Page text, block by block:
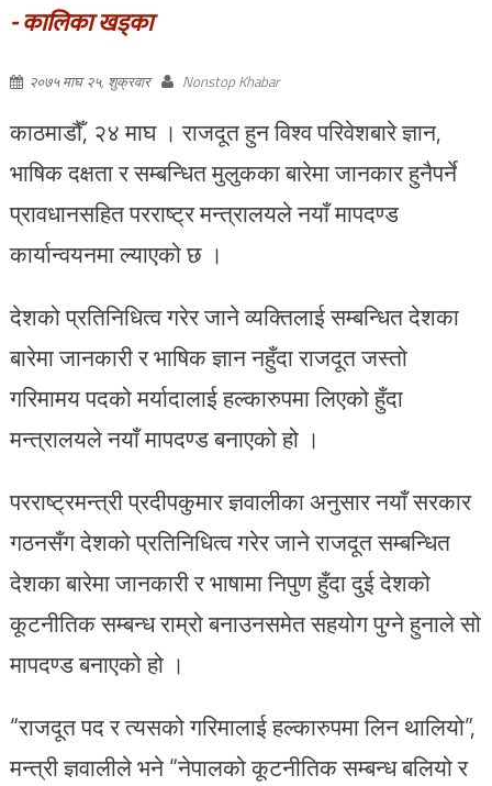
- कालिका खड्का
२०७५ माघ २५, शुक्रवार Nonstop Khabar
काठमाडौँ, २४ माघ । राजदूत हुन विश्व परिवेशबारे ज्ञान,
भाषिक दक्षता र सम्बन्धित मुलुकका बारेमा जानकार हुनैपर्ने
प्रावधानसहित परराष्ट्र मन्त्रालयले नयाँ मापदण्ड
कार्यान्वयनमा ल्याएको छ ।
देशको प्रतिनिधित्व गरेर जाने व्यक्तिलाई सम्बन्धित देशका
बारेमा जानकारी र भाषिक ज्ञान नहुँदा राजदूत जस्तो
गरिमामय पदको मर्यादालाई हल्कारुपमा लिएको हुँदा
मन्त्रालयले नयाँ मापदण्ड बनाएको हो ।
परराष्ट्रमन्त्री प्रदीपकुमार ज्ञवालीका अनुसार नयाँ सरकार
गठनसँग देशको प्रतिनिधित्व गरेर जाने राजदूत सम्बन्धित
देशका बारेमा जानकारी र भाषामा निपुण हुँदा दुई देशको
कूटनीतिक सम्बन्ध राम्रो बनाउनसमेत सहयोग पुग्ने हुनाले सो
मापदण्ड बनाएको हो ।
“राजदूत पद र त्यसको गरिमालाई हल्कारुपमा लिन थालियो”,
मन्त्री ज्ञवालीले भने “नेपालको कूटनीतिक सम्बन्ध बलियो र